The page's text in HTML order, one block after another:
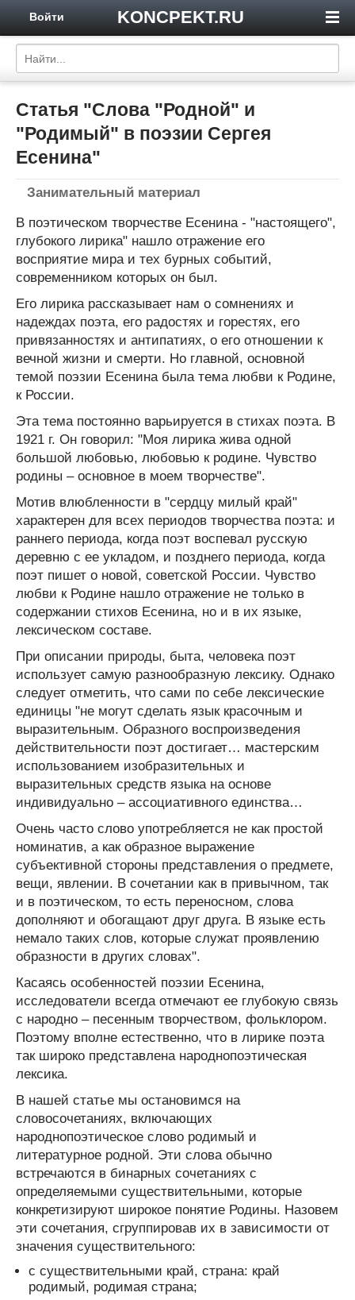
KONCPEKT.RU
Войти
Статья "Слова "Родной" и
"Родимый" в поэзии Сергея
Есенина"
Занимательный материал
В поэтическом творчестве Есенина - "настоящего",
глубокого лирика" нашло отражение его
восприятие мира и тех бурных событий,
современником которых он был.
Его лирика рассказывает нам о сомнениях и
надеждах поэта, его радостях и горестях, его
привязанностях и антипатиях, о его отношении к
вечной жизни и смерти. Но главной, основной
темой поэзии Есенина была тема любви к Родине,
к России.
Эта тема постоянно варьируется в стихах поэта. В
1921 г. Он говорил: "Моя лирика жива одной
большой любовью, любовью к родине. Чувство
родины – основное в моем творчестве".
Мотив влюбленности в "сердцу милый край"
характерен для всех периодов творчества поэта: и
раннего периода, когда поэт воспевал русскую
деревню с ее укладом, и позднего периода, когда
поэт пишет о новой, советской России. Чувство
любви к Родине нашло отражение не только в
содержании стихов Есенина, но и в их языке,
лексическом составе.
При описании природы, быта, человека поэт
использует самую разнообразную лексику. Однако
следует отметить, что сами по себе лексические
единицы "не могут сделать язык красочным и
выразительным. Образного воспроизведения
действительности поэт достигает… мастерским
использованием изобразительных и
выразительных средств языка на основе
индивидуально – ассоциативного единства…
Очень часто слово употребляется не как простой
номинатив, а как образное выражение
субъективной стороны представления о предмете,
вещи, явлении. В сочетании как в привычном, так
и в поэтическом, то есть переносном, слова
дополняют и обогащают друг друга. В языке есть
немало таких слов, которые служат проявлению
образности в других словах".
Касаясь особенностей поэзии Есенина,
исследователи всегда отмечают ее глубокую связь
с народно – песенным творчеством, фольклором.
Поэтому вполне естественно, что в лирике поэта
так широко представлена народнопоэтическая
лексика.
В нашей статье мы остановимся на
словосочетаниях, включающих
народнопоэтическое слово родимый и
литературное родной. Эти слова обычно
встречаются в бинарных сочетаниях с
определяемыми существительными, которые
конкретизируют широкое понятие Родины. Назовем
эти сочетания, сгруппировав их в зависимости от
значения существительного:
с существительными край, страна: край
родимый, родимая страна;